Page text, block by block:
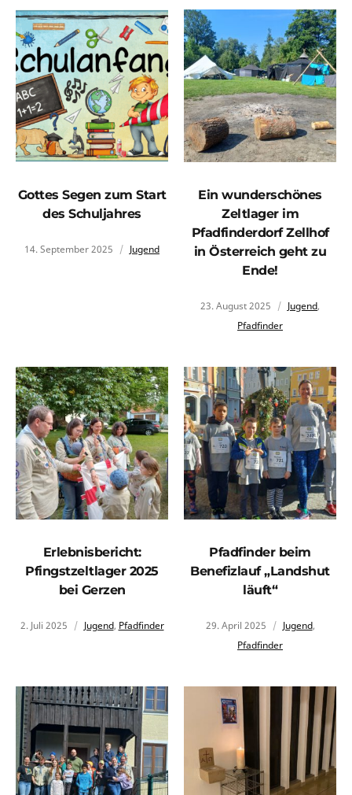
Gottes Segen zum Start
des Schuljahres
14. September 2025 Jugend
Ein wunderschönes
Zeltlager im
Pfadfinderdorf Zellhof
in Österreich geht zu
Ende!
23. August 2025 Jugend,
Pfadfinder
Erlebnisbericht:
Pfingstzeltlager 2025
bei Gerzen
2. Juli 2025 Jugend, Pfadfinder
Pfadfinder beim
Benefizlauf „Landshut
läuft“
29. April 2025 Jugend,
Pfadfinder